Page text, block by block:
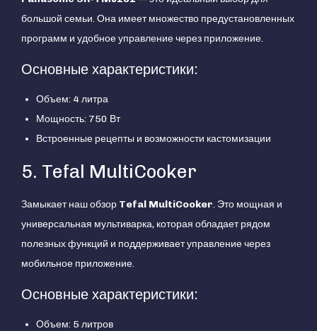
большой семьи. Она имеет множество предустановленных
программ и удобное управление через приложение.
Основные характеристики:
Объем: 4 литра
Мощность: 750 Вт
Встроенные рецепты и возможности кастомизации
5. Tefal MultiCooker
Замыкает наш обзор Tefal MultiCooker. Это мощная и
универсальная мультиварка, которая обладает рядом
полезных функций и поддерживает управление через
мобильное приложение.
Основные характеристики:
Объем: 5 литров